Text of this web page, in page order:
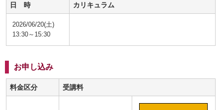
日 時 カリキュラム
2026/06/20(土)
13:30～15:30
お申し込み
料金区分 受講料